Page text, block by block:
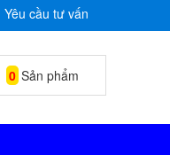
Yêu cầu tư vấn
0 Sản phẩm